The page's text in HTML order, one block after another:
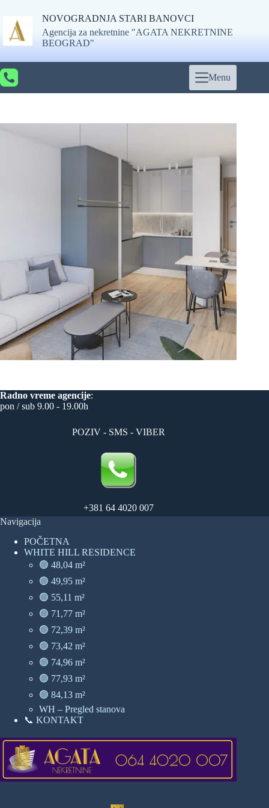
content
NOVOGRADNJA STARI BANOVCI
Agencija za nekretnine "AGATA NEKRETNINE
BEOGRAD"
Menu
Radno vreme agencije:
pon / sub 9.00 - 19.00h
POZIV - SMS - VIBER
+381 64 4020 007
Navigacija
POČETNA
WHITE HILL RESIDENCE
🟢 48,04 m²
🟢 49,95 m²
🟢 55,11 m²
🟢 71,77 m²
🟢 72,39 m²
🟢 73,42 m²
🟢 74,96 m²
🟢 77,93 m²
🟢 84,13 m²
WH – Pregled stanova
📞 KONTAKT